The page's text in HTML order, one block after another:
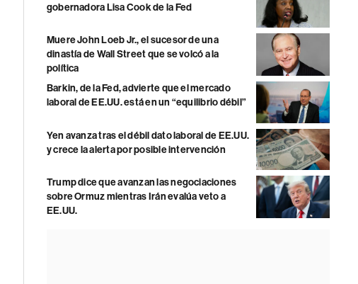
gobernadora Lisa Cook de la Fed
Muere John Loeb Jr., el sucesor de una
dinastía de Wall Street que se volcó a la
política
Barkin, de la Fed, advierte que el mercado
laboral de EE.UU. está en un “equilibrio débil”
Yen avanza tras el débil dato laboral de EE.UU.
y crece la alerta por posible intervención
Trump dice que avanzan las negociaciones
sobre Ormuz mientras Irán evalúa veto a
EE.UU.